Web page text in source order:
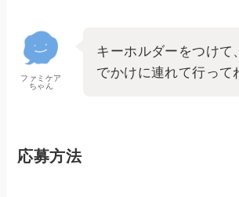
ファミケア
ちゃん
キーホルダーをつけて
でかけに連れて行って
応募方法